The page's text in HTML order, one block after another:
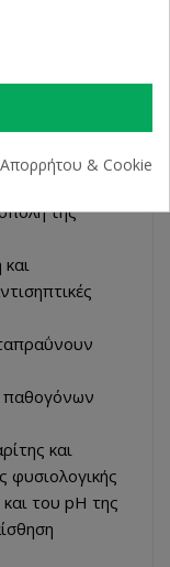
με
της
και
παθογόνων
και
φυσιολογικής
του pH της
Απορρήτου & Cookie